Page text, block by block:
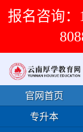
报名咨询：
官网首页
专升本